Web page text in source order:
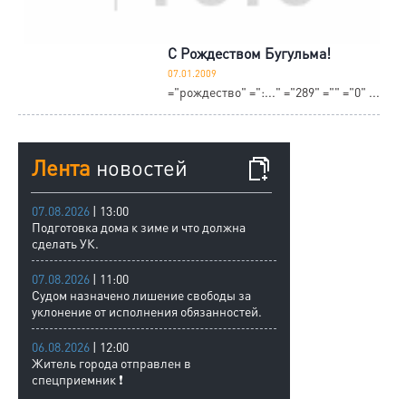
С Рождеством Бугульма!
07.01.2009
="рождество" =":..." ="289" ="" ="0" ...
Лента новостей
07.08.2026 | 13:00
Подготовка дома к зиме и что должна
сделать УК.
07.08.2026 | 11:00
Судом назначено лишение свободы за
уклонение от исполнения обязанностей.
06.08.2026 | 12:00
Житель города отправлен в
спецприемник ❗